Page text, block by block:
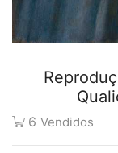
6 Vendidos